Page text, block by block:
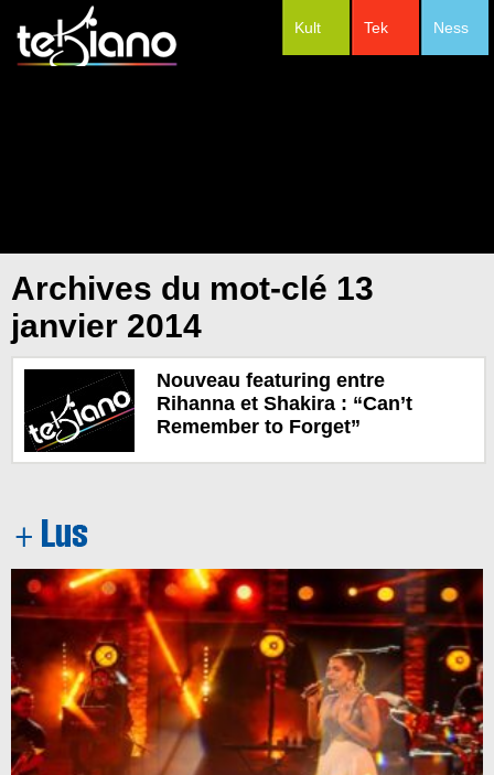
Ness
Tek
Kult
Archives du mot-clé 13
janvier 2014
Nouveau featuring entre
Rihanna et Shakira : “Can’t
Remember to Forget”